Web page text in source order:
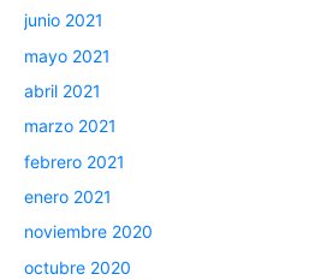
junio 2021
mayo 2021
abril 2021
marzo 2021
febrero 2021
enero 2021
noviembre 2020
octubre 2020